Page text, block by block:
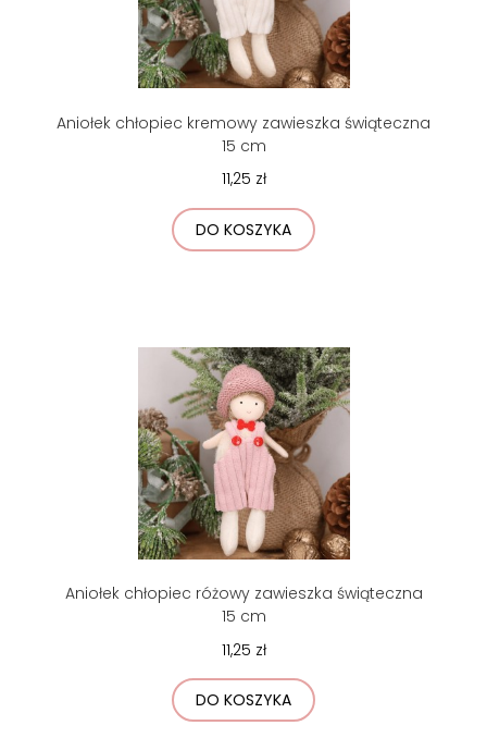
Aniołek chłopiec kremowy zawieszka świąteczna
15 cm
11,25 zł
DO KOSZYKA
Aniołek chłopiec różowy zawieszka świąteczna
15 cm
11,25 zł
DO KOSZYKA